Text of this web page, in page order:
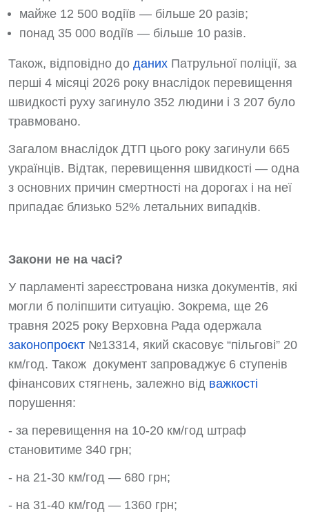
майже 12 500 водіїв — більше 20 разів;
понад 35 000 водіїв — більше 10 разів.
Також, відповідно до даних Патрульної поліції, за
перші 4 місяці 2026 року внаслідок перевищення
швидкості руху загинуло 352 людини і 3 207 було
травмовано.
Загалом внаслідок ДТП цього року загинули 665
українців. Відтак, перевищення швидкості — одна
з основних причин смертності на дорогах і на неї
припадає близько 52% летальних випадків.
Закони не на часі?
У парламенті зареєстрована низка документів, які
могли б поліпшити ситуацію. Зокрема, ще 26
травня 2025 року Верховна Рада одержала
законопроєкт №13314, який скасовує “пільгові” 20
км/год. Також документ запроваджує 6 ступенів
фінансових стягнень, залежно від важкості
порушення:
- за перевищення на 10-20 км/год штраф
становитиме 340 грн;
- на 21-30 км/год — 680 грн;
- на 31-40 км/год — 1360 грн;